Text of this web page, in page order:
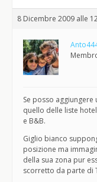
8 Dicembre 2009 alle
Se posso
quello delle liste
e B&B.
Giglio bianco
posizione ma
della sua zona pur
scorretto da parte di